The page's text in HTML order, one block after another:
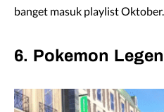
banget masuk playlist Oktober.
6. Pokemon